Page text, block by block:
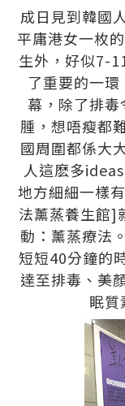
成日見到韓國
平庸港女一枚
生外，好似7-
了重要的一
幕，除了排
腫，想唔瘦都
國周圍都係大
人這麽多
地方細細一樣
法薰蒸養生館]
動：薰蒸療法
短短40分鐘的
達至排毒、美
眠質